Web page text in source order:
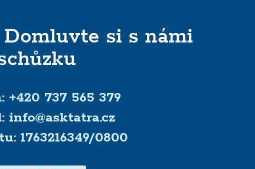
Domluvte si s námi
+420 737 565 379
info@asktatra.cz
1763216349/0800